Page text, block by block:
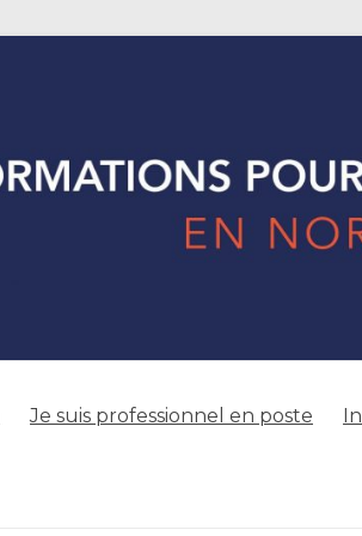
Je suis professionnel en poste